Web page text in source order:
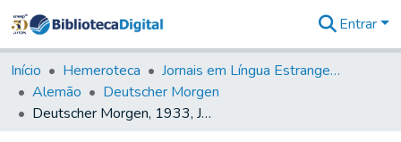
&
Coleções
Tudo na
Biblioteca
Entrar
Início Hemeroteca
Jornais em Língua Estrangeira
Alemão
Deutscher Morgen
Deutscher Morgen, 1933, Jahrg. 2, nr. 36